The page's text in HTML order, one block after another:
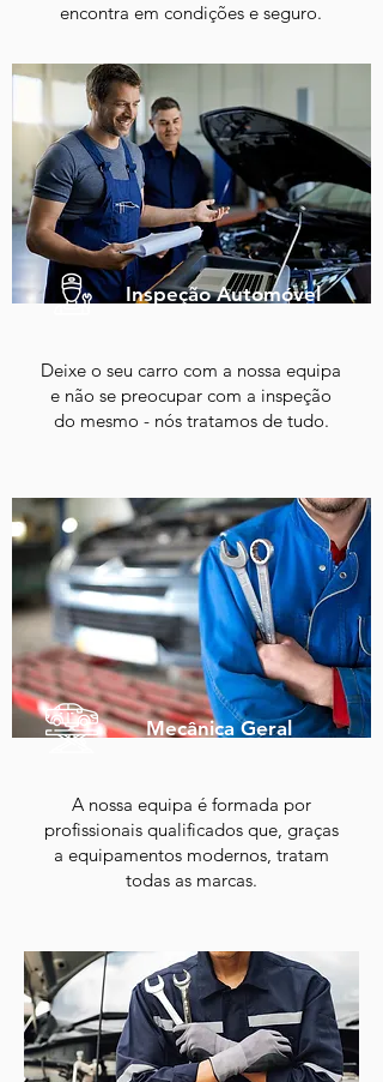
encontra em condições e seguro.
Inspeção Automóvel
Deixe o seu carro com a nossa equipa
e não se preocupar com a inspeção
do mesmo - nós tratamos de tudo.
Mecânica Geral
A nossa equipa é formada por
profissionais qualificados que, graças
a equipamentos modernos, tratam
todas as marcas.